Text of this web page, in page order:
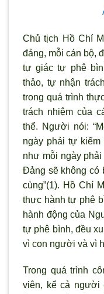
Chủ tịch Hồ Chí
đảng, mỗi cán bộ,
tự giác tự phê
thảo, tự nhận
trong quá trình
trách nhiệm của
thể. Người nói:
ngày phải tự
như mỗi ngày
Đảng sẽ không có
cùng”(1). Hồ Chí
thực hành tự phê b
hành động của
tự phê bình, đều
vì con người và vì
Trong quá trình
viên, kể cả người